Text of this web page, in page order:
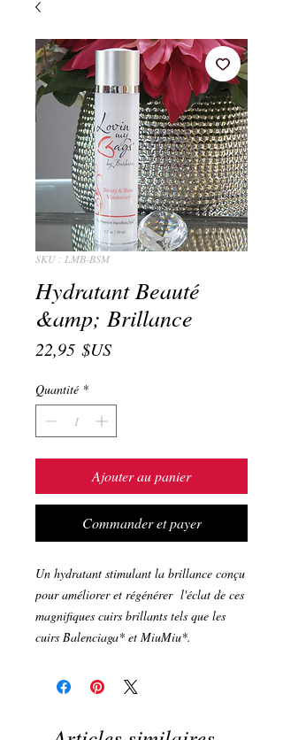
SKU : LMB-BSM
Hydratant Beauté
&amp; Brillance
22,95 $USPrix
Quantité *
Ajouter au panier
Commander et payer
Un hydratant stimulant la brillance conçu
pour améliorer et régénérer l'éclat de ces
magnifiques cuirs brillants tels que les
cuirs Balenciaga* et MiuMiu*.